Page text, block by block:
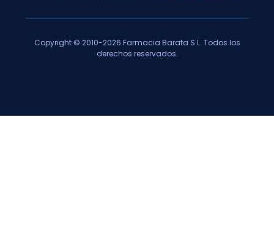
Copyright © 2010-2026 Farmacia Barata S.L. Todos los
derechos reservados.